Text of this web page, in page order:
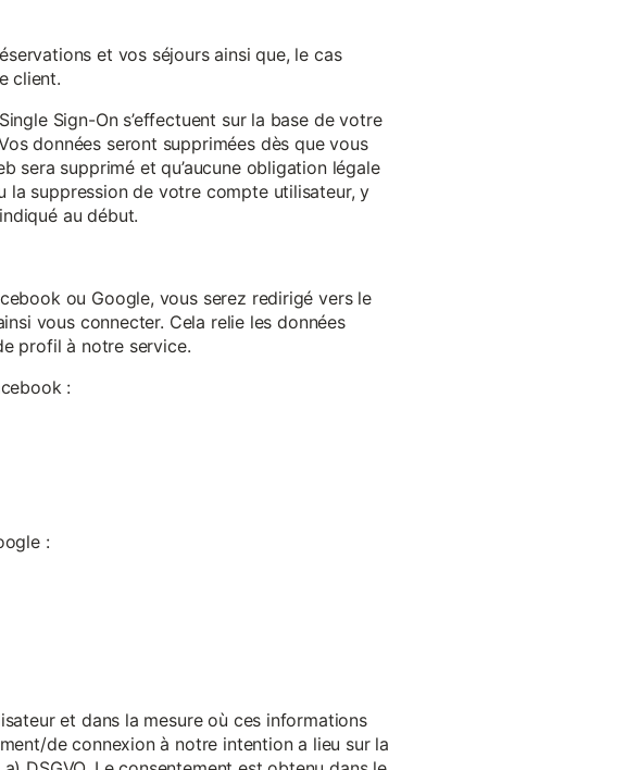
et vos séjours ainsi que, le cas
client.
Sign-On s’effectuent sur la base de votre
données seront supprimées dès que vous
sera supprimé et qu’aucune obligation légale
la suppression de votre compte utilisateur, y
au début.
ou Google, vous serez redirigé vers le
vous connecter. Cela relie les données
profil à notre service.
:
:
et dans la mesure où ces informations
de connexion à notre intention a lieu sur la